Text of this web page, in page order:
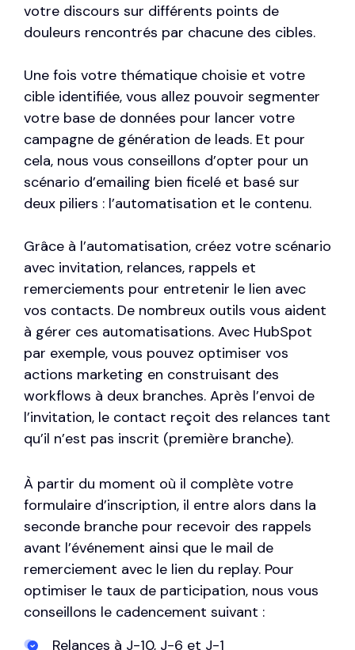
votre discours sur différents points de
douleurs rencontrés par chacune des cibles.
Une fois votre thématique choisie et votre
cible identifiée, vous allez pouvoir segmenter
votre base de données pour lancer votre
campagne de génération de leads. Et pour
cela, nous vous conseillons d’opter pour un
scénario d’emailing bien ficelé et basé sur
deux piliers : l’automatisation et le contenu.
Grâce à l’automatisation, créez votre scénario
avec invitation, relances, rappels et
remerciements pour entretenir le lien avec
vos contacts. De nombreux outils vous aident
à gérer ces automatisations. Avec HubSpot
par exemple, vous pouvez optimiser vos
actions marketing en construisant des
workflows à deux branches. Après l’envoi de
l’invitation, le contact reçoit des relances tant
qu’il n’est pas inscrit (première branche).
À partir du moment où il complète votre
formulaire d’inscription, il entre alors dans la
seconde branche pour recevoir des rappels
avant l’événement ainsi que le mail de
remerciement avec le lien du replay. Pour
optimiser le taux de participation, nous vous
conseillons le cadencement suivant :
Relances à J-10, J-6 et J-1